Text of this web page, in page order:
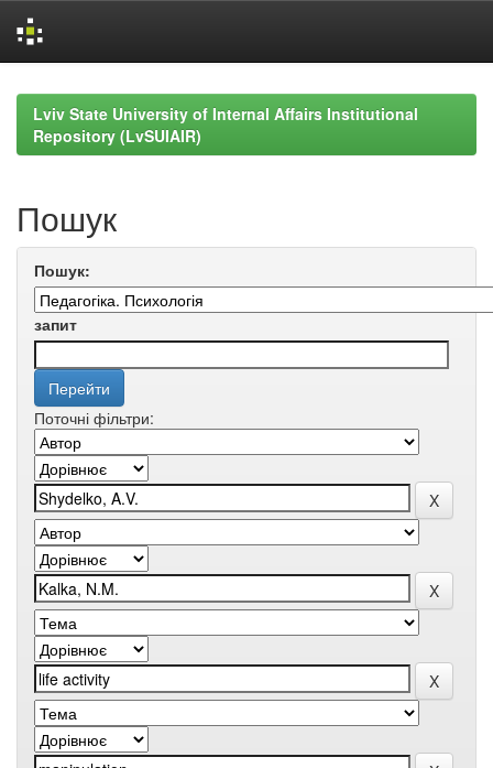
navigationLviv State University of Internal Affairs Institutional
Repository (LvSUIAIR)
Пошук
Пошук:
запит
Поточні фільтри: